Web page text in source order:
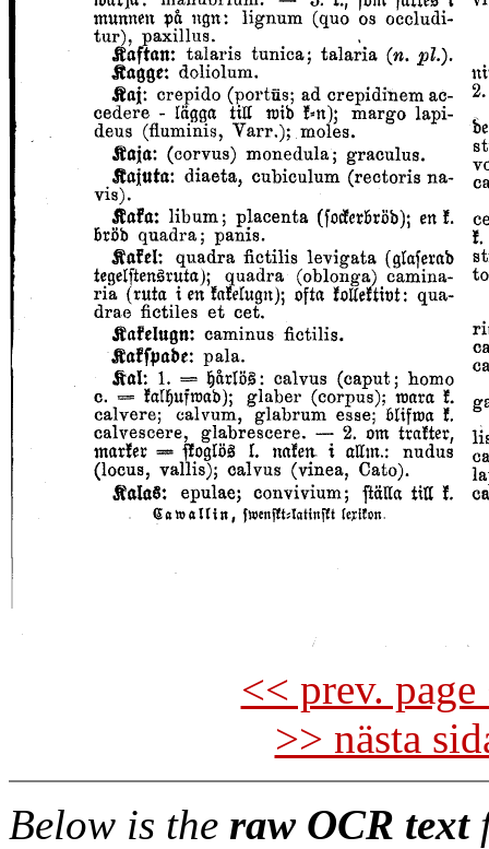
<< prev.
>> nästa
Below is the raw OCR text